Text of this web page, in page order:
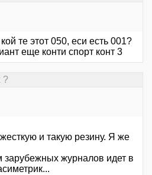
те этот 050, еси есть 001?
еще конти спорт конт 3
?
и такую резину. Я же
зарубежных журналов идет в